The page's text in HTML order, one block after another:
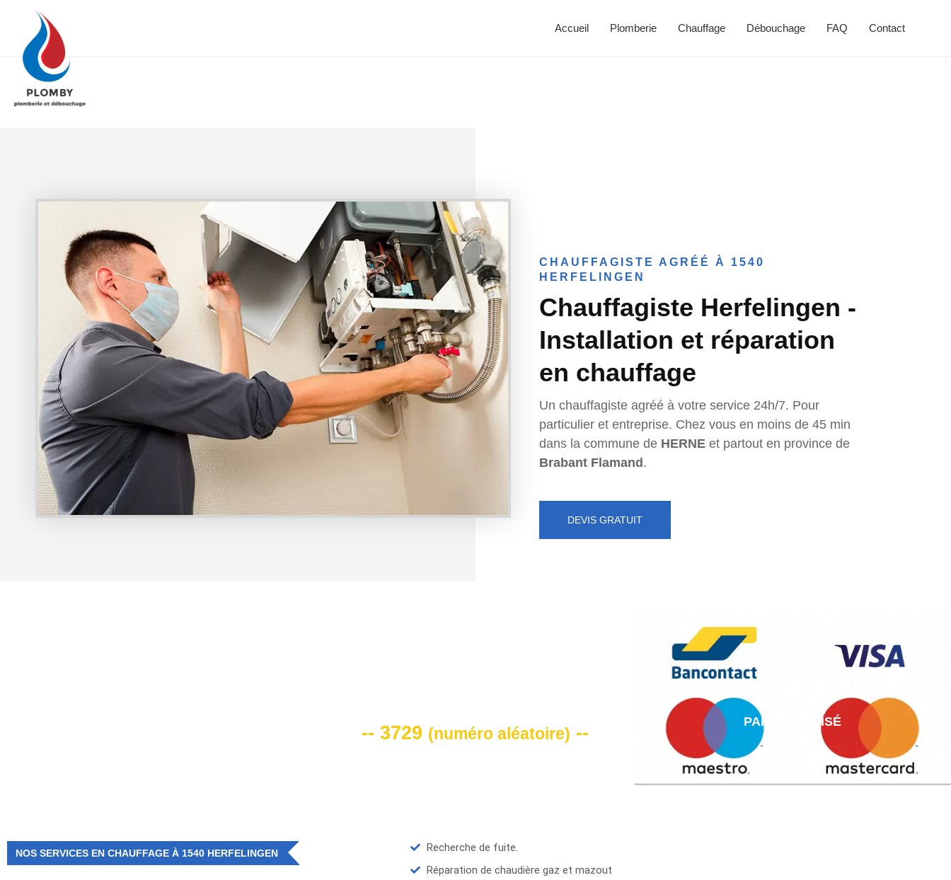
Accueil Plomberie Chauffage Débouchage FAQ Contact
CHAUFFAGISTE AGRÉÉ À 1540
HERFELINGEN
Chauffagiste Herfelingen -
Installation et réparation
en chauffage
Un chauffagiste agréé à votre service 24h/7. Pour
particulier et entreprise. Chez vous en moins de 45 min
dans la commune de HERNE et partout en province de
Brabant Flamand .
DEVIS GRATUIT
-- 3729 (numéro aléatoire) --
PAIEMENT AISÉ
NOS SERVICES EN CHAUFFAGE À 1540 HERFELINGEN
Recherche de fuite.
Réparation de chaudière gaz et mazout